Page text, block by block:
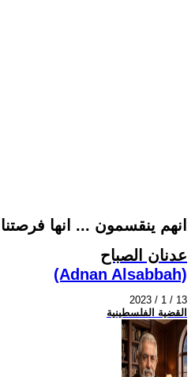
انهم ينقسمون ... انها فرصتنا
عدنان الصباح
(Adnan Alsabbah)
2023 / 1 / 13
القضية الفلسطينية